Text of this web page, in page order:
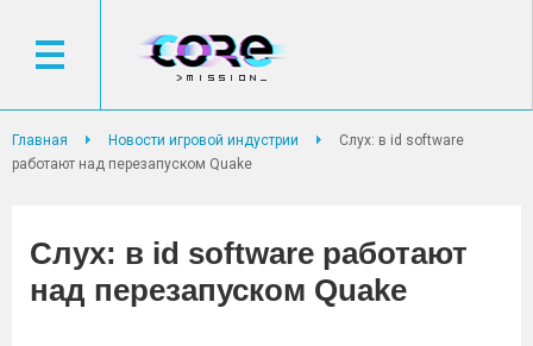
Главная Новости игровой индустрии
Слух: в id software
работают над перезапуском Quake
Слух: в id software работают
над перезапуском Quake